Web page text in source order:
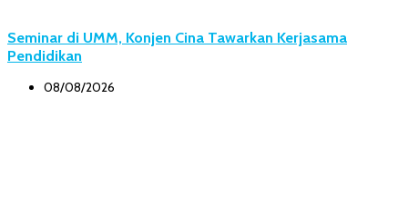
Seminar di UMM, Konjen Cina Tawarkan Kerjasama
Pendidikan
08/08/2026